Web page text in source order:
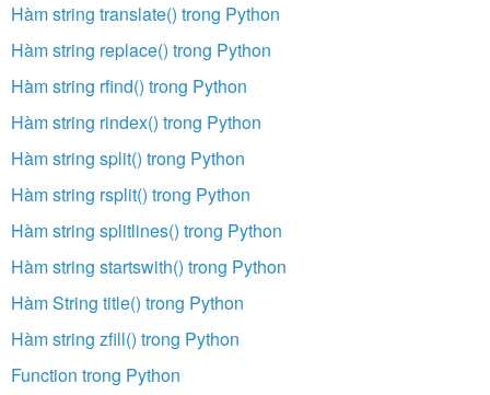
Hàm string translate() trong Python
Hàm string replace() trong Python
Hàm string rfind() trong Python
Hàm string rindex() trong Python
Hàm string split() trong Python
Hàm string rsplit() trong Python
Hàm string splitlines() trong Python
Hàm string startswith() trong Python
Hàm String title() trong Python
Hàm string zfill() trong Python
Function trong Python